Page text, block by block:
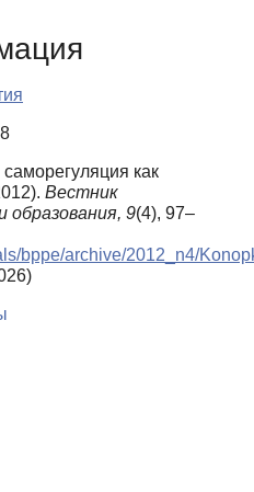
как
Вестник
образования, 9(4), 97–
bppe/archive/2012_n4/